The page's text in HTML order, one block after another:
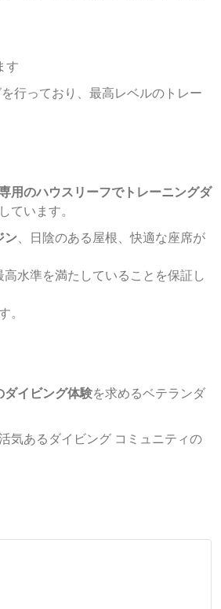
す
行っており、最高レベルのトレー
用のハウスリーフでトレーニングダ
います。
ン、日陰のある屋根、快適な座席が
水準を満たしていることを保証し
ダイビング体験を求めるベテランダ
気あるダイビング コミュニティの